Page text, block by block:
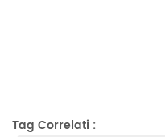
Tag Correlati :